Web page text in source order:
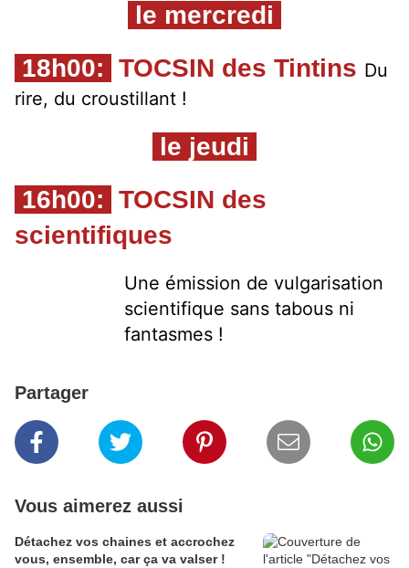
le mercredi
18h00: TOCSIN des Tintins Du
rire, du croustillant !
le jeudi
16h00: TOCSIN des
scientifiques
Une émission de vulgarisation
scientifique sans tabous ni
fantasmes !
Partager
Vous aimerez aussi
Détachez vos chaines et accrochez
vous, ensemble, car ça va valser !